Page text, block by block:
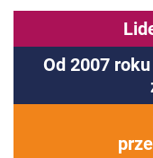
Od 2007